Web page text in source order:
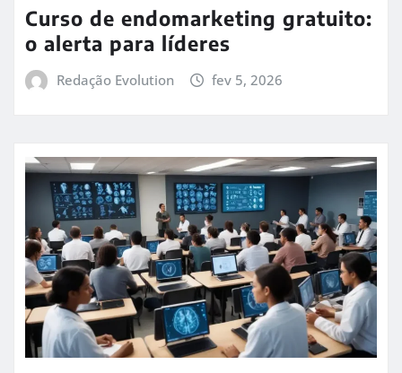
Curso de endomarketing gratuito:
o alerta para líderes
Redação Evolution fev 5, 2026